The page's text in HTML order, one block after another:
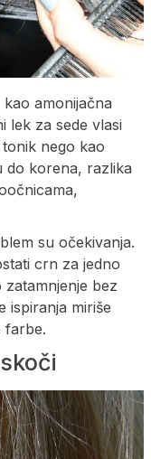
amonijačna
lek za sede vlasi
nego kao
do korena, razlika
su očekivanja.
crn za jedno
bez
ispiranja miriše
farbe.